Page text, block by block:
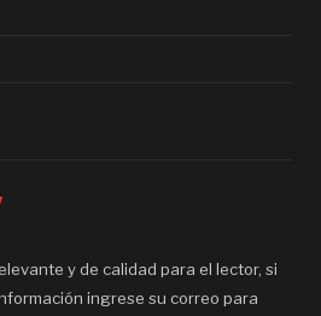
y de calidad para el lector, si
ingrese su correo para